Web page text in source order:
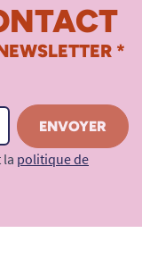
*
la politique de